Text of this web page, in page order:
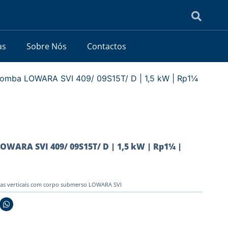
Sobre Nós Contactos
LOWARA SVI 409/ 09S15T/ D | 1,5 kW | Rp1¼
SVI 409/ 09S15T/ D | 1,5 kW | Rp1¼ |
verticais com corpo submerso LOWARA SVI